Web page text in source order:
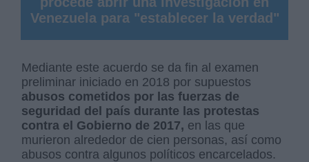
Venezuela para "establecer la verdad"
Mediante este acuerdo se da fin al examen
preliminar iniciado en 2018 por supuestos
abusos cometidos por las fuerzas de
seguridad del país durante las protestas
contra el Gobierno de 2017, en las que
murieron alrededor de cien personas, así como
abusos contra algunos políticos encarcelados.